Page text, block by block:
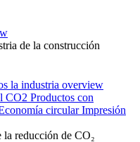
de la construcción
la industria overview
CO2 Productos con
circular Impresión
la reducción de CO₂